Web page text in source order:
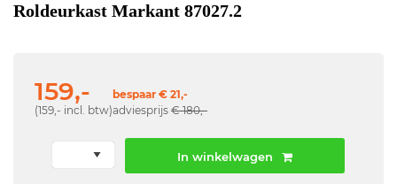
Roldeurkast Markant 87027.2
159,-
(159,- incl. btw)
bespaar € 21,-
adviesprijs € 180,-
In winkelwagen